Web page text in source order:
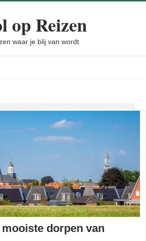
op Reizen
waar je blij van wordt
dorpen van